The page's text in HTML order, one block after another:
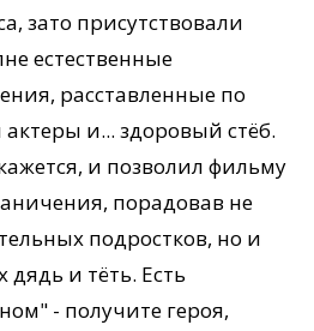
зато присутствовали
естественные
расставленные по
и... здоровый стёб.
и позволил фильму
порадовав не
подростков, но и
дядь и тёть. Есть
- получите героя,